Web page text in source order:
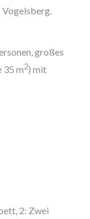
großes
35 m2) mit
2: Zwei